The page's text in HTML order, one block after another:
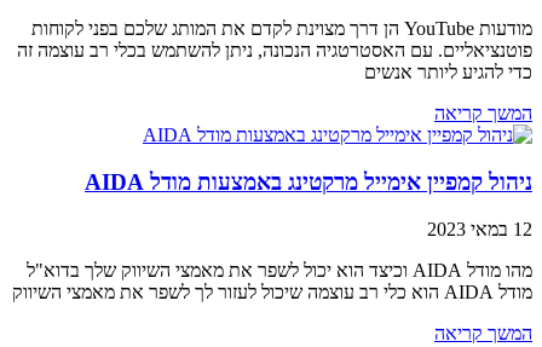
מודעות YouTube הן דרך מצוינת לקדם את המותג שלכם בפני לקוחות
פוטנציאליים. עם האסטרטגיה הנכונה, ניתן להשתמש בכלי רב עוצמה זה
כדי להגיע ליותר אנשים
המשך קריאה
ניהול קמפיין אימייל מרקטינג באמצעות מודל AIDA
12 במאי 2023
מהו מודל AIDA וכיצד הוא יכול לשפר את מאמצי השיווק שלך בדוא"ל
מודל AIDA הוא כלי רב עוצמה שיכול לעזור לך לשפר את מאמצי השיווק
המשך קריאה